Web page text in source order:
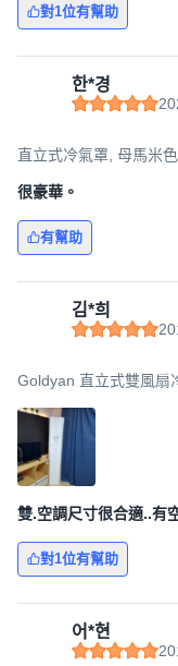
對1位有幫助
한*경
直立式冷氣罩, 母馬米
很豪華。
有幫助
김*희
Goldyan 直立式雙風扇
雙.空調尺寸很合適..有
對1位有幫助
어*현